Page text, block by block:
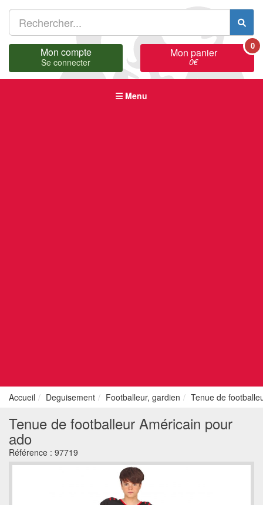
Mon compte
Se connecter
Mon panier
0€
0
Menu
Accueil Deguisement Footballeur, gardien Tenue de
Tenue de footballeur Américain pour
ado
Référence : 97719